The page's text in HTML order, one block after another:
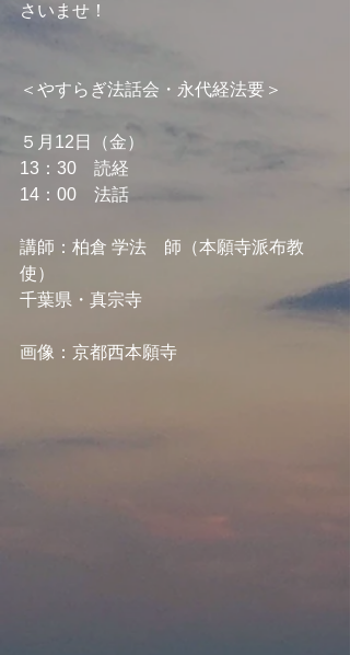
さいませ！
＜やすらぎ法話会・永代経法要＞
５月12日（金）
13：30　読経
14：00　法話
講師：柏倉 学法　師（本願寺派布教
使）
千葉県・真宗寺
画像：京都西本願寺